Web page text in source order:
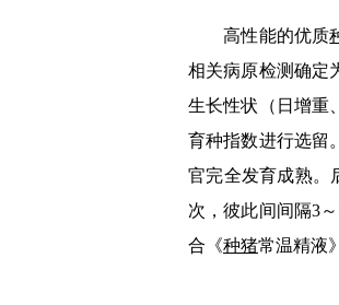
高性能的优质
相关病原检测确定
生长性状（日增重
育种指数进行选留
官完全发育成熟。
次，彼此间间隔3
合《种猪常温精液